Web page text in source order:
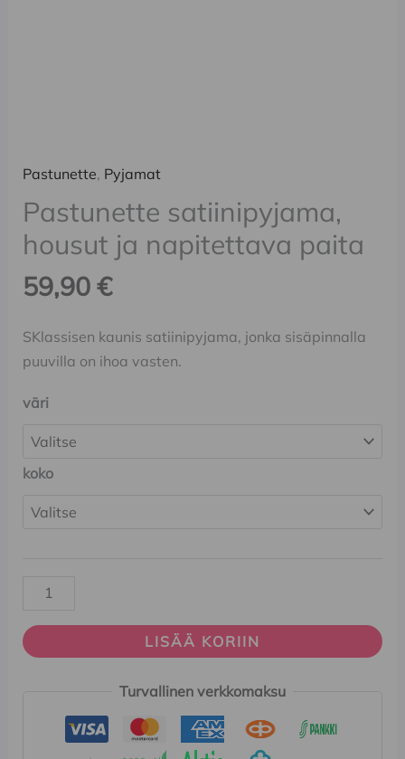
Pastunette, Pyjamat
Pastunette satiinipyjama,
housut ja napitettava paita
59,90€
SKlassisen kaunis satiinipyjama, jonka sisäpinnalla
puuvilla on ihoa vasten.
väri
koko
LISÄÄ KORIIN
Turvallinen verkkomaksu